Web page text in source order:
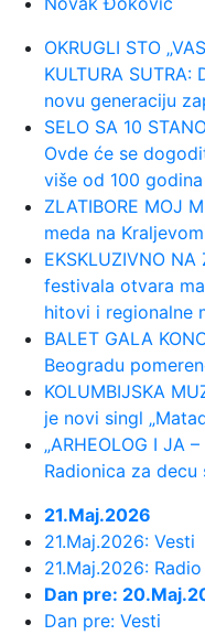
00:01: Na
23:59:U
autobus u
23:55:
HUMSKOJ:
23:54:Aleksić:
plašimo u
23:48:Trener
Partizan
23:47:Škoda
23:44:"Mesi bi
23:41:
smo još koji
OKRUGLI STO
KULTURA
novu generaciju
SELO SA 10
Ovde će se
više od 100 godina
ZLATIBORE MOJ
meda na
EKSKLUZIVNO
festivala otvara
hitovi i regionalne
BALET GALA
Beogradu
KOLUMBIJSKA
je novi singl
„ARHEOLOG I JA
Radionica za
21.Maj.2026
21.Maj.2026: Vesti
21.Maj.2026:
Dan pre:
Dan pre: Vesti